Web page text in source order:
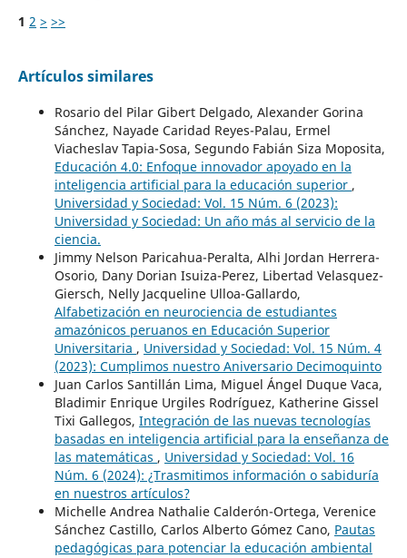
1 2 > >>
Artículos similares
Rosario del Pilar Gibert Delgado, Alexander Gorina
Sánchez, Nayade Caridad Reyes-Palau, Ermel
Viacheslav Tapia-Sosa, Segundo Fabián Siza Moposita,
Educación 4.0: Enfoque innovador apoyado en la
inteligencia artificial para la educación superior ,
Universidad y Sociedad: Vol. 15 Núm. 6 (2023):
Universidad y Sociedad: Un año más al servicio de la
ciencia.
Jimmy Nelson Paricahua-Peralta, Alhi Jordan Herrera-
Osorio, Dany Dorian Isuiza-Perez, Libertad Velasquez-
Giersch, Nelly Jacqueline Ulloa-Gallardo,
Alfabetización en neurociencia de estudiantes
amazónicos peruanos en Educación Superior
Universitaria , Universidad y Sociedad: Vol. 15 Núm. 4
(2023): Cumplimos nuestro Aniversario Decimoquinto
Juan Carlos Santillán Lima, Miguel Ángel Duque Vaca,
Bladimir Enrique Urgiles Rodríguez, Katherine Gissel
Tixi Gallegos, Integración de las nuevas tecnologías
basadas en inteligencia artificial para la enseñanza de
las matemáticas , Universidad y Sociedad: Vol. 16
Núm. 6 (2024): ¿Trasmitimos información o sabiduría
en nuestros artículos?
Michelle Andrea Nathalie Calderón-Ortega, Verenice
Sánchez Castillo, Carlos Alberto Gómez Cano, Pautas
pedagógicas para potenciar la educación ambiental